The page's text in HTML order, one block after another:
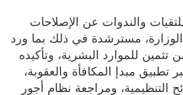
والندوات عن الإصلاحات
الوزارة، مسترشدة في ذلك بما ورد
للموارد البشرية، وتأكيده
تطبيق مبدإ المكافأة والعقوبة،
التنظيمية، ومراجعة نظام أجور